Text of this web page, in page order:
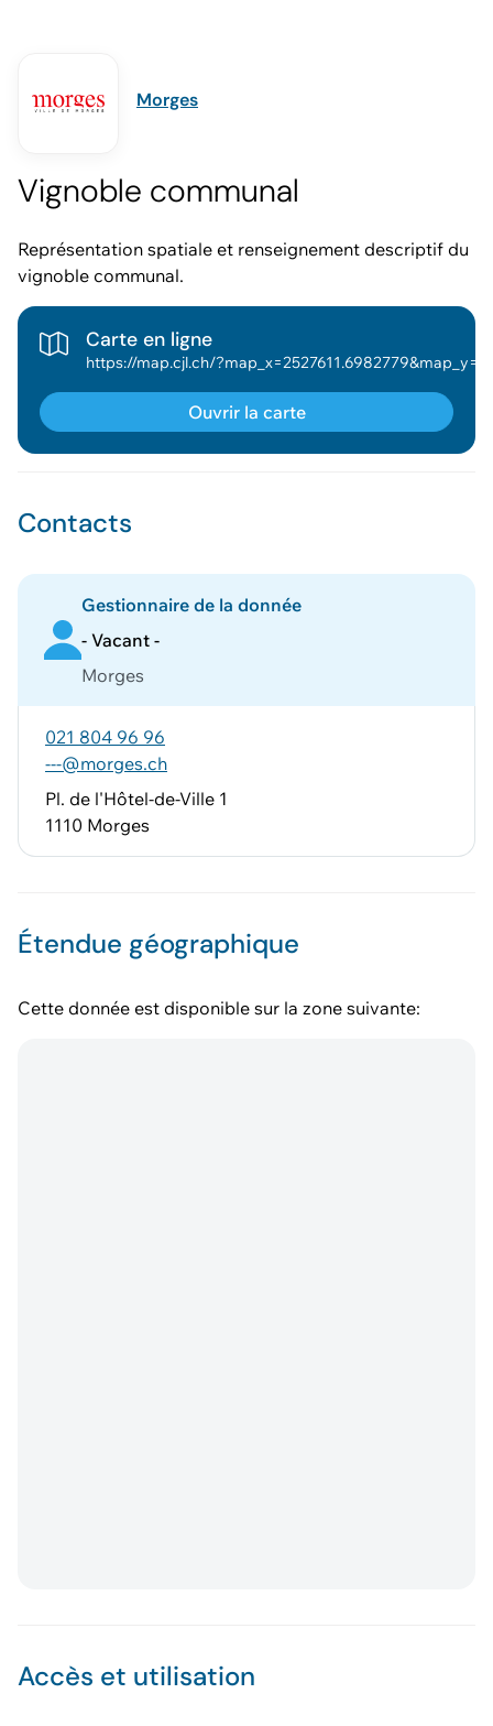
Morges
Vignoble communal
Représentation spatiale et renseignement descriptif du
vignoble communal.
Contacts
Gestionnaire de la donnée
- Vacant -
Morges
021 804 96 96
---@morges.ch
Pl. de l'Hôtel-de-Ville 1
1110 Morges
Étendue géographique
Cette donnée est disponible sur la zone suivante:
Accès et utilisation
Carte en ligne
Ouvrir la carte